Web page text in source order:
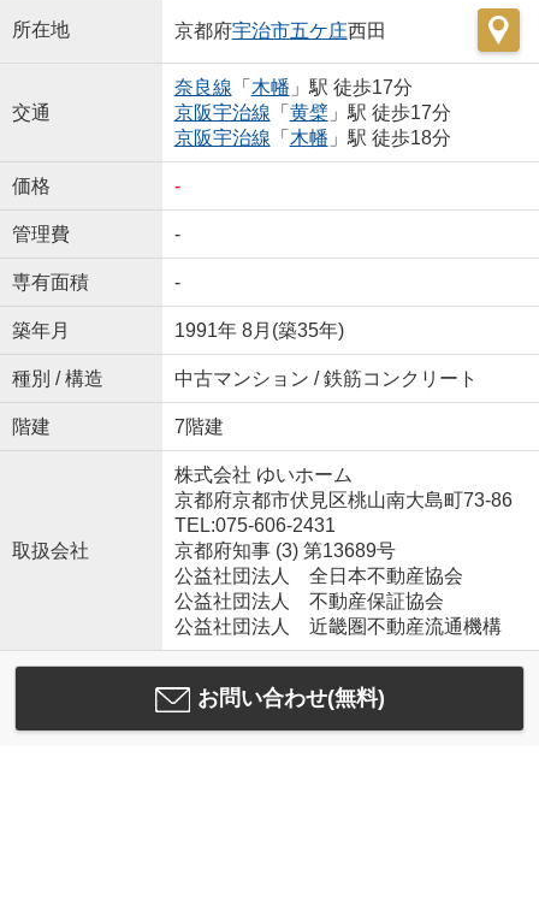
所在地 京都府宇治市五ケ庄西田
交通
奈良線 「 木幡 」駅 徒歩17分
京阪宇治線 「 黄檗」駅 徒歩17分
京阪宇治線 「 木幡 」駅 徒歩18分
価格 -
管理費 -
専有面積 -
築年月 1991年 8月(築35年)
種別 / 構造 中古マンション / 鉄筋コンクリート
階建 7階建
取扱会社
株式会社 ゆいホーム
京都府京都市伏見区桃山南大島町73-86
TEL:075-606-2431
京都府知事 (3) 第13689号
公益社団法人 全日本不動産協会
公益社団法人 不動産保証協会
公益社団法人 近畿圏不動産流通機構
お問い合わせ(無料)